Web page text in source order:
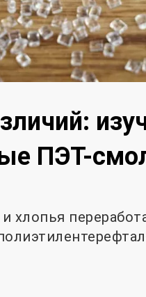
ПЭТ-
хлопья